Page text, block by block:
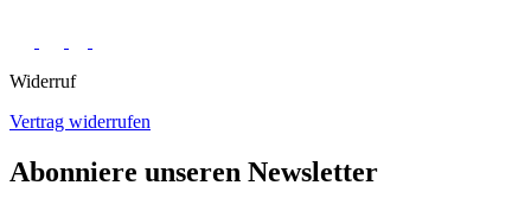
Widerruf
Vertrag widerrufen
Abonniere unseren Newsletter